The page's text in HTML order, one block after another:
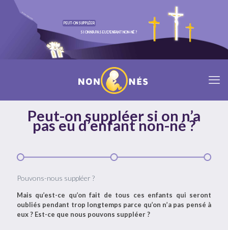
ENTREZ SUR LE SITE
PEUT-ON SUPPLÉER
SI ON N'A PAS EU D'ENFANT NON-NÉ ?
Peut-on suppléer si on n’a
pas eu d’enfant non-né ?
Pouvons-nous suppléer ?
Mais qu’est-ce qu’on fait de tous ces enfants qui seront
oubliés pendant trop longtemps parce qu’on n’a pas pensé à
eux ? Est-ce que nous pouvons suppléer ?